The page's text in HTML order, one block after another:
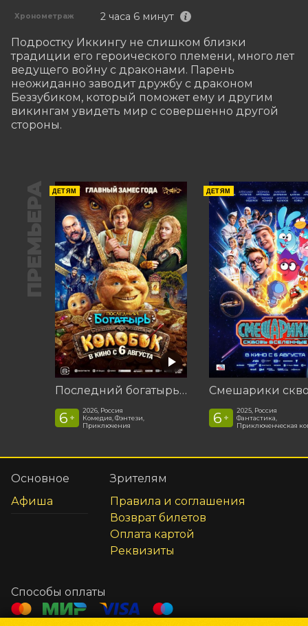
Хронометраж 2 часа 6 минут
Подростку Иккингу не слишком близки
традиции его героического племени, много лет
ведущего войну с драконами. Парень
неожиданно заводит дружбу с драконом
Беззубиком, который поможет ему и другим
викингам увидеть мир с совершенно другой
стороны.
ПРЕМЬЕРА ДЕТЯМ
Последний богатырь. Колобок
6 +
2026, Россия
Комедия, Фэнтези,
Приключения
ДЕТЯМ
6 +
2025, Россия
Фантастика,
Приключенческая
Основное
Афиша
Зрителям
Правила и соглашения
Возврат билетов
Оплата картой
Реквизиты
Способы оплаты